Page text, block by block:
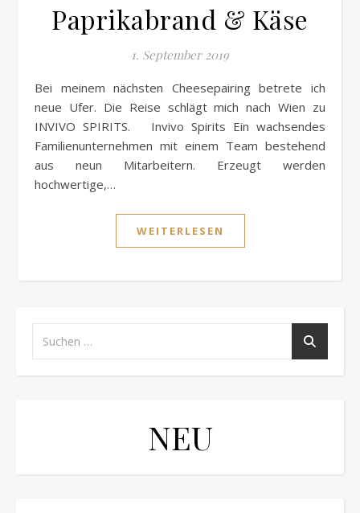
Paprikabrand & Käse
1. September 2019
Bei meinem nächsten Cheesepairing betrete ich
neue Ufer. Die Reise schlägt mich nach Wien zu
INVIVO SPIRITS. Invivo Spirits Ein wachsendes
Familienunternehmen mit einem Team bestehend
aus neun Mitarbeitern. Erzeugt werden
hochwertige,…
WEITERLESEN
NEU